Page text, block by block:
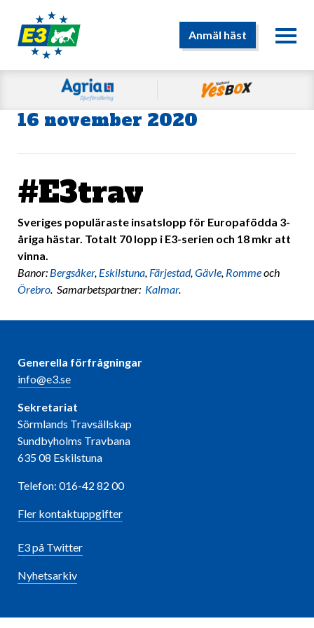
Anmäl häst
16 november 2020
#E3trav
Sveriges populäraste insatslopp för Europafödda 3-
åriga hästar. Totalt 70 lopp i E3-serien och 18 mkr att
vinna.
Banor: Bergsåker, Eskilstuna, Färjestad,Gävle, Rommeoch
Örebro. Samarbetspartner: Kalmar.
Generella förfrågningar
info@e3.se
Sekretariat
Sörmlands Travsällskap
Sundbyholms Travbana
635 08 Eskilstuna
Telefon: 016-42 82 00
Fler kontaktuppgifter
E3 på Twitter
Nyhetsarkiv